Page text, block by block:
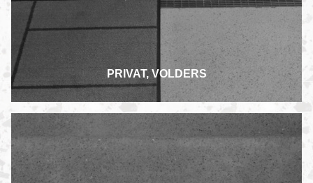
PRIVAT, VOLDERS